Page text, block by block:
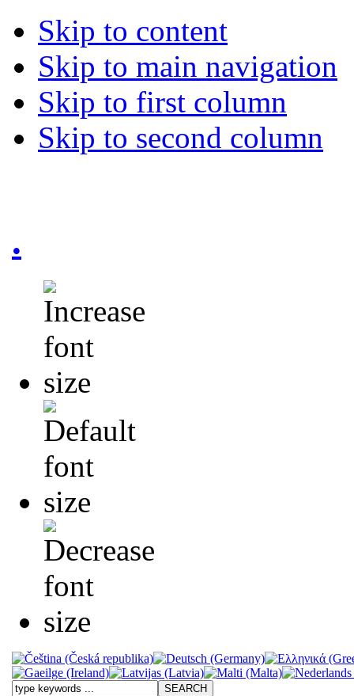
Skip to content
Skip to main navigation
Skip to first column
Skip to second column
.